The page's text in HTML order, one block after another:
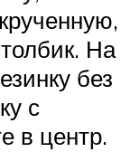
На
без
с
в центр.